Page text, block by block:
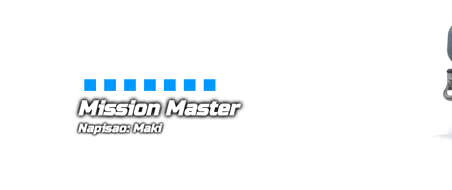
Mission Master
Napisao: Maki